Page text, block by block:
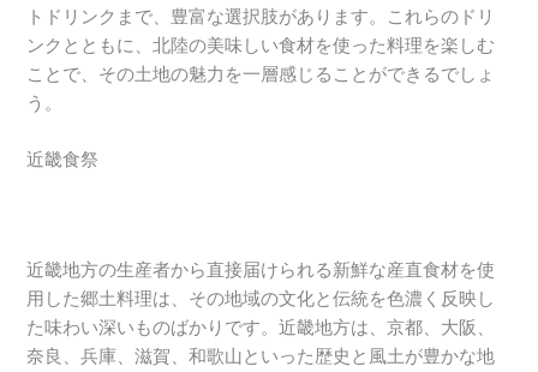
トドリンクまで、豊富な選択肢があります。これらのドリ
ンクとともに、北陸の美味しい食材を使った料理を楽しむ
ことで、その土地の魅力を一層感じることができるでしょ
う。
近畿食祭
近畿地方の生産者から直接届けられる新鮮な産直食材を使
用した郷土料理は、その地域の文化と伝統を色濃く反映し
た味わい深いものばかりです。近畿地方は、京都、大阪、
奈良、兵庫、滋賀、和歌山といった歴史と風土が豊かな地